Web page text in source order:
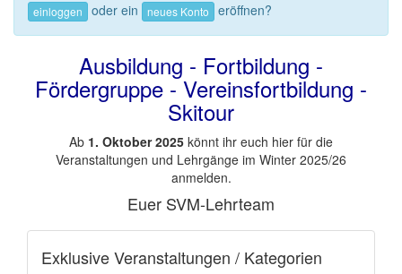
einloggen oder ein neues Konto eröffnen?
Ausbildung - Fortbildung -
Fördergruppe - Vereinsfortbildung -
Skitour
Ab 1. Oktober 2025 könnt ihr euch hier für die
Veranstaltungen und Lehrgänge im Winter 2025/26
anmelden.
Euer SVM-Lehrteam
Exklusive Veranstaltungen / Kategorien